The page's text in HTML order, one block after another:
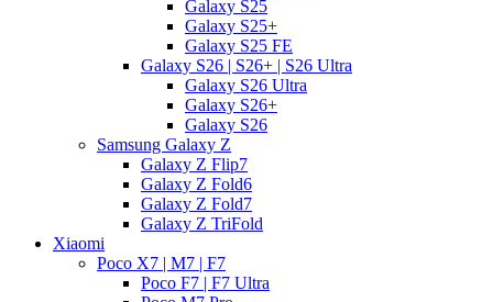
Galaxy S25
Galaxy S25+
Galaxy S25 FE
Galaxy S26 | S26+ | S26 Ultra
Galaxy S26 Ultra
Galaxy S26+
Galaxy S26
Samsung Galaxy Z
Galaxy Z Flip7
Galaxy Z Fold6
Galaxy Z Fold7
Galaxy Z TriFold
Xiaomi
Poco X7 | M7 | F7
Poco F7 | F7 Ultra